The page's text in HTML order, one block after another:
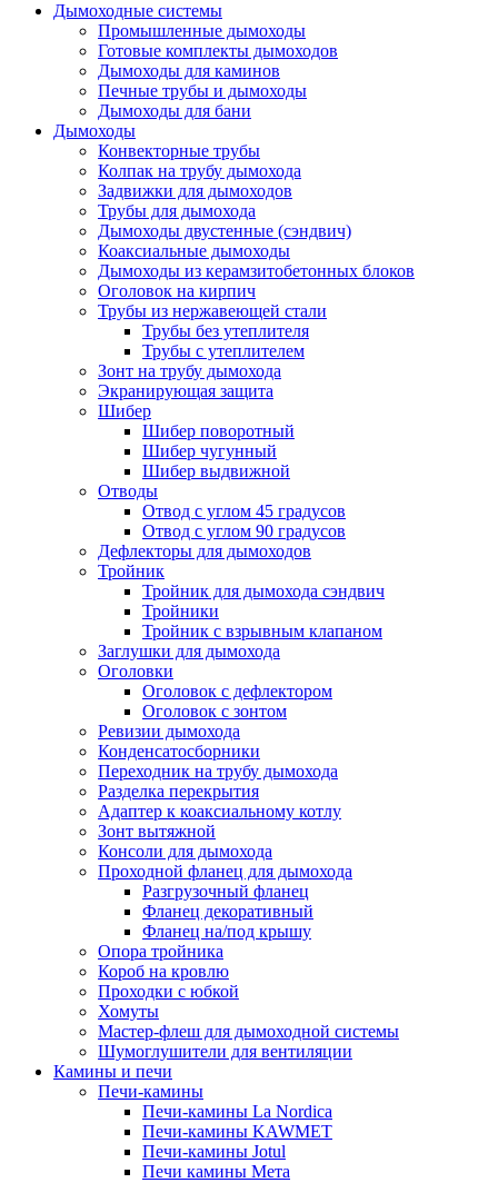
Дымоходные системы
Промышленные дымоходы
Готовые комплекты дымоходов
Дымоходы для каминов
Печные трубы и дымоходы
Дымоходы для бани
Дымоходы
Конвекторные трубы
Колпак на трубу дымохода
Задвижки для дымоходов
Трубы для дымохода
Дымоходы двустенные (сэндвич)
Коаксиальные дымоходы
Дымоходы из керамзитобетонных блоков
Оголовок на кирпич
Трубы из нержавеющей стали
Трубы без утеплителя
Трубы с утеплителем
Зонт на трубу дымохода
Экранирующая защита
Шибер
Шибер поворотный
Шибер чугунный
Шибер выдвижной
Отводы
Отвод с углом 45 градусов
Отвод с углом 90 градусов
Дефлекторы для дымоходов
Тройник
Тройник для дымохода сэндвич
Тройники
Тройник с взрывным клапаном
Заглушки для дымохода
Оголовки
Оголовок с дефлектором
Оголовок с зонтом
Ревизии дымохода
Конденсатосборники
Переходник на трубу дымохода
Разделка перекрытия
Адаптер к коаксиальному котлу
Зонт вытяжной
Консоли для дымохода
Проходной фланец для дымохода
Разгрузочный фланец
Фланец декоративный
Фланец на/под крышу
Опора тройника
Короб на кровлю
Проходки с юбкой
Хомуты
Мастер-флеш для дымоходной системы
Шумоглушители для вентиляции
Камины и печи
Печи-камины
Печи-камины La Nordica
Печи-камины KAWMET
Печи-камины Jotul
Печи камины Мета